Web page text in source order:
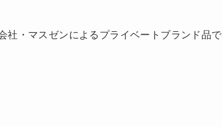
社・マスゼンによるプライベートブランド品で